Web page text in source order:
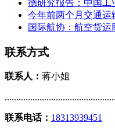
德研究报告：中国工
今年前两个月交通运
国际航协：航空货运
联系方式
联系人： 蒋小姐
联系电话： 18313939451